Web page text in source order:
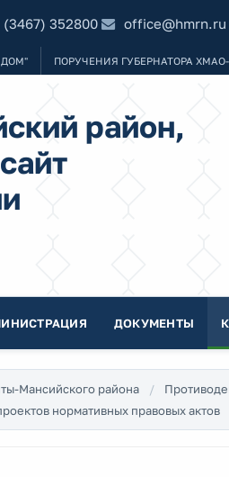
(3467) 352800 office@hmrn.ru
ПОРУЧЕНИЯ ГУБЕРНАТОРА
район,
ДОКУМЕНТЫ
Мансийского района
нормативных правовых актов